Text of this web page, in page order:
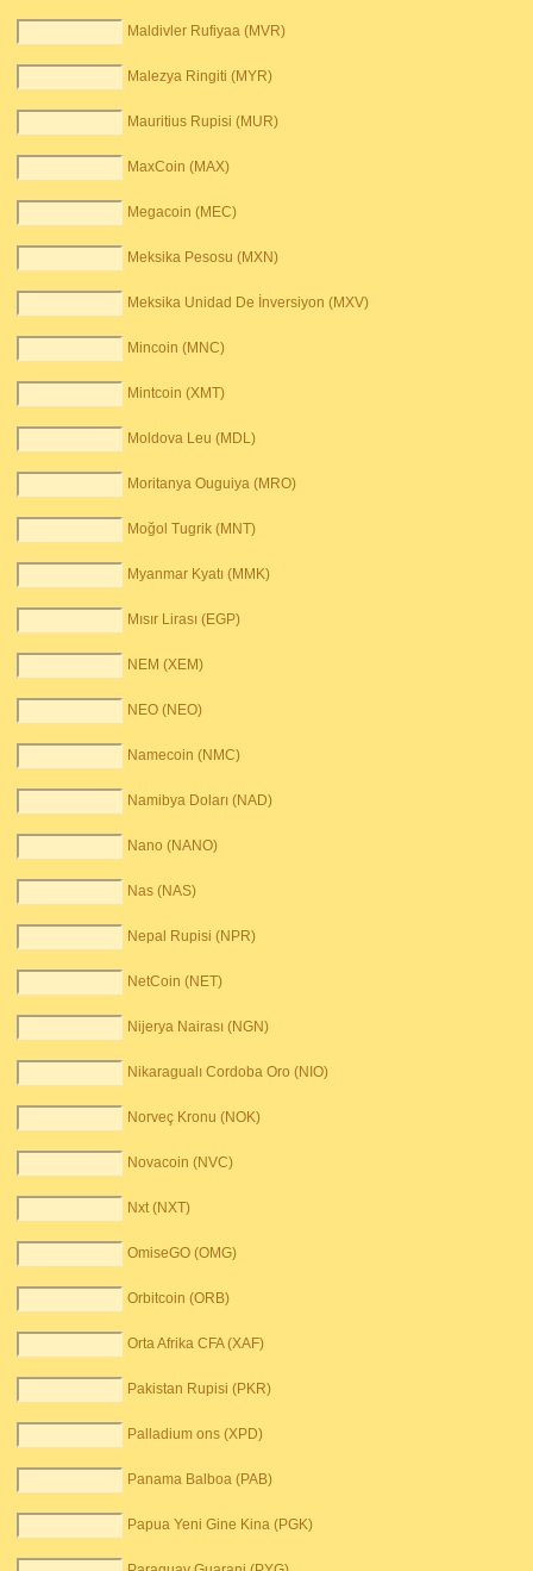
Maldivler Rufiyaa (MVR)
Malezya Ringiti (MYR)
Mauritius Rupisi (MUR)
MaxCoin (MAX)
Megacoin (MEC)
Meksika Pesosu (MXN)
Meksika Unidad De İnversiyon (MXV)
Mincoin (MNC)
Mintcoin (XMT)
Moldova Leu (MDL)
Moritanya Ouguiya (MRO)
Moğol Tugrik (MNT)
Myanmar Kyatı (MMK)
Mısır Lirası (EGP)
NEM (XEM)
NEO (NEO)
Namecoin (NMC)
Namibya Doları (NAD)
Nano (NANO)
Nas (NAS)
Nepal Rupisi (NPR)
NetCoin (NET)
Nijerya Nairası (NGN)
Nikaragualı Cordoba Oro (NIO)
Norveç Kronu (NOK)
Novacoin (NVC)
Nxt (NXT)
OmiseGO (OMG)
Orbitcoin (ORB)
Orta Afrika CFA (XAF)
Pakistan Rupisi (PKR)
Palladium ons (XPD)
Panama Balboa (PAB)
Papua Yeni Gine Kina (PGK)